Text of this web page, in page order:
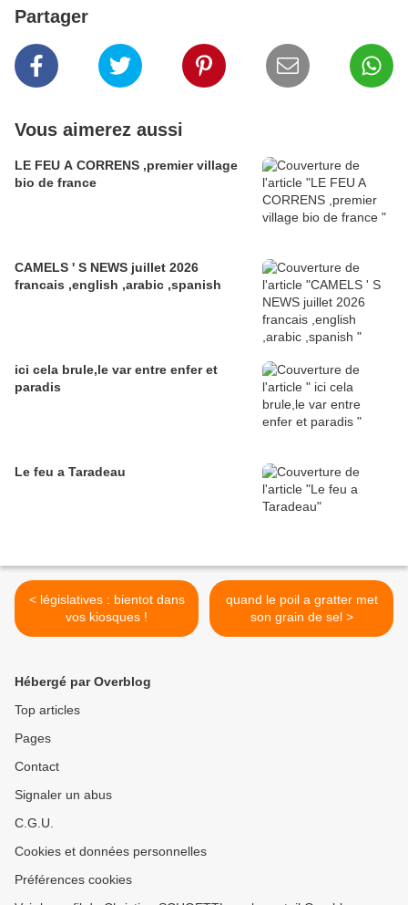
Partager
Vous aimerez aussi
LE FEU A CORRENS ,premier village
bio de france
CAMELS ' S NEWS juillet 2026
francais ,english ,arabic ,spanish
ici cela brule,le var entre enfer et
paradis
Le feu a Taradeau
< législatives : bientot dans
vos kiosques !
quand le poil a gratter met
son grain de sel >
Hébergé par Overblog
Top articles
Pages
Contact
Signaler un abus
C.G.U.
Cookies et données personnelles
Préférences cookies